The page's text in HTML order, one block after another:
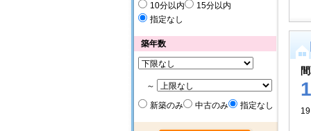
10分以内
15分以内
指定なし
築年数
～
新築のみ
中古のみ 指定なし